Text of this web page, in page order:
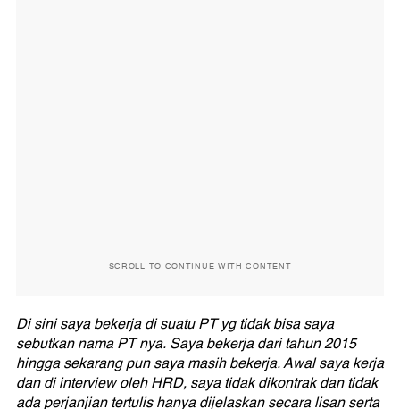
SCROLL TO CONTINUE WITH CONTENT
Di sini saya bekerja di suatu PT yg tidak bisa saya
sebutkan nama PT nya. Saya bekerja dari tahun 2015
hingga sekarang pun saya masih bekerja. Awal saya kerja
dan di interview oleh HRD, saya tidak dikontrak dan tidak
ada perjanjian tertulis hanya dijelaskan secara lisan serta